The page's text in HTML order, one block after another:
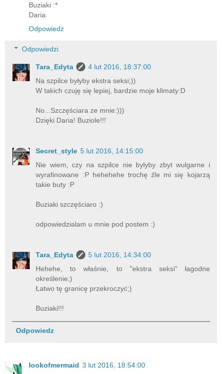
Buziaki :*
Daria
Odpowiedz
Odpowiedzi
Tara_Edyta
4 lut 2016, 18:37:00
Na szpilce byłyby ekstra seksi;))
W takich czuję się lepiej, bardzie moje klimaty:D
No...Szczęściara ze mnie:)))
Dzięki Daria! Buziole!!!
Secret_style 5 lut 2016, 14:15:00
Nie wiem, czy na szpilce nie bylyby zbyt wulgarne i
wyrafinowane :P hehehehe trochę źle mi się kojarzą
takie buty :P
Buziaki szczęściaro :)
odpowiedzialam u mnie pod postem :)
Tara_Edyta
5 lut 2016, 14:34:00
Hehehe, to właśnie, to "ekstra seksi" łagodne
określenie;)
Łatwo tę granicę przekroczyć;)
Buziaki!!!
Odpowiedz
lookofmermaid 3 lut 2016, 18:54:00